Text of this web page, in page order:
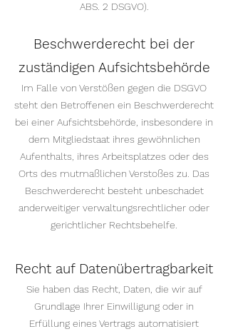
ABS. 2 DSGVO).
Beschwerderecht bei der
zuständigen Aufsichtsbehörde
Im Falle von Verstößen gegen die DSGVO
steht den Betroffenen ein Beschwerderecht
bei einer Aufsichtsbehörde, insbesondere in
dem Mitgliedstaat ihres gewöhnlichen
Aufenthalts, ihres Arbeitsplatzes oder des
Orts des mutmaßlichen Verstoßes zu. Das
Beschwerderecht besteht unbeschadet
anderweitiger verwaltungsrechtlicher oder
gerichtlicher Rechtsbehelfe.
Recht auf Datenübertragbarkeit
Sie haben das Recht, Daten, die wir auf
Grundlage Ihrer Einwilligung oder in
Erfüllung eines Vertrags automatisiert